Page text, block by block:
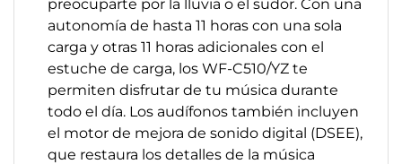
preocuparte por la lluvia o el sudor. Con una
autonomía de hasta 11 horas con una sola
carga y otras 11 horas adicionales con el
estuche de carga, los WF-C510/YZ te
permiten disfrutar de tu música durante
todo el día. Los audífonos también incluyen
el motor de mejora de sonido digital (DSEE),
que restaura los detalles de la música